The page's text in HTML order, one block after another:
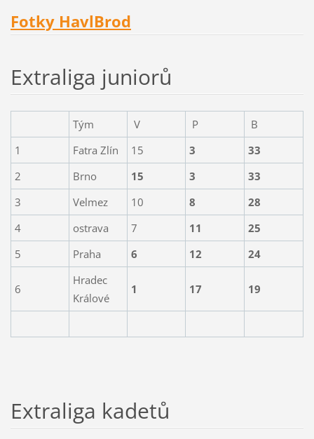
Fotky HavlBrod
Extraliga juniorů
Tým V P
B
1
Fatra Zlín 15 3
33
2
Brno 15 3
33
3
Velmez 10 8
28
4
ostrava 7 11
25
5
Praha 6 12 24
6
Hradec
Králové
1 17 19
Extraliga kadetů